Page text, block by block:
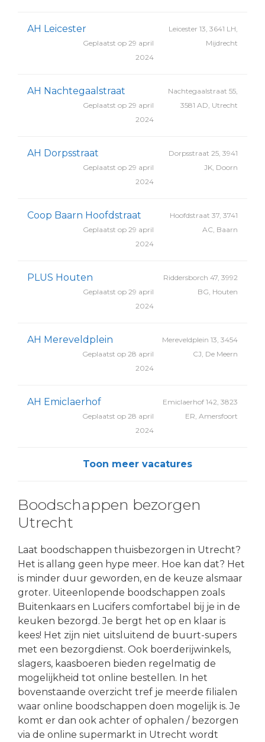
AH Leicester
Leicester 13, 3641 LH,
Mijdrecht
Geplaatst op 29 april
2024
AH Nachtegaalstraat
Nachtegaalstraat 55,
3581 AD, Utrecht
Geplaatst op 29 april
2024
AH Dorpsstraat
Dorpsstraat 25, 3941
JK, Doorn
Geplaatst op 29 april
2024
Coop Baarn Hoofdstraat
Hoofdstraat 37, 3741
AC, Baarn
Geplaatst op 29 april
2024
PLUS Houten
Riddersborch 47, 3992
BG, Houten
Geplaatst op 29 april
2024
AH Mereveldplein
Mereveldplein 13, 3454
CJ, De Meern
Geplaatst op 28 april
2024
AH Emiclaerhof
Emiclaerhof 142, 3823
ER, Amersfoort
Geplaatst op 28 april
2024
Toon meer vacatures
Boodschappen bezorgen
Utrecht
Laat boodschappen thuisbezorgen in Utrecht?
Het is allang geen hype meer. Hoe kan dat? Het
is minder duur geworden, en de keuze alsmaar
groter. Uiteenlopende boodschappen zoals
Buitenkaars en Lucifers comfortabel bij je in de
keuken bezorgd. Je bergt het op en klaar is
kees! Het zijn niet uitsluitend de buurt-supers
met een bezorgdienst. Ook boerderijwinkels,
slagers, kaasboeren bieden regelmatig de
mogelijkheid tot online bestellen. In het
bovenstaande overzicht tref je meerde filialen
waar online boodschappen doen mogelijk is. Je
komt er dan ook achter of ophalen / bezorgen
via de online supermarkt in Utrecht wordt